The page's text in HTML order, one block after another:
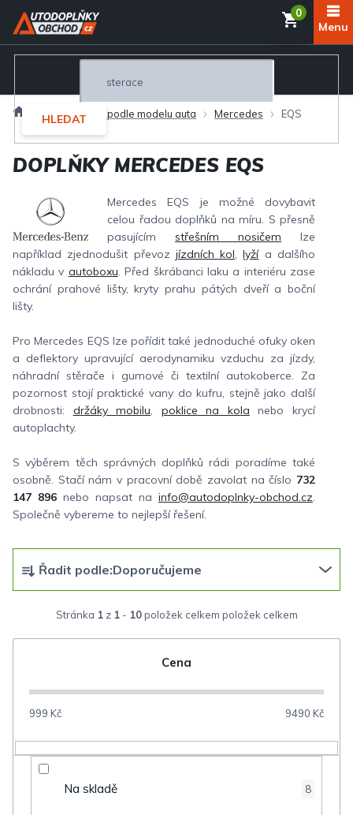
Přejít
obsah
HLEDAT
Autodoplňky podle modelu auta Mercedes EQS
DOPLŇKY MERCEDES EQS
Mercedes EQS je možné dovybavit
celou řadou doplňků na míru. S přesně
pasujícím střešním nosičem lze
například zjednodušit převoz jízdních kol,lyžía dalšího
nákladu v autoboxu. Před škrábanci laku a interiéru zase
ochrání prahové lišty, kryty prahu pátých dveří a boční
lišty.
Pro Mercedes EQS lze pořídit také jednoduché ofuky oken
a deflektory upravující aerodynamiku vzduchu za jízdy,
náhradní stěrače i gumové či textilní autokoberce. Za
pozornost stojí praktické vany do kufru, stejně jako další
drobnosti: držáky mobilu, poklice na kola nebo krycí
autoplachty.
S výběrem těch správných doplňků rádi poradíme také
osobně. Stačí nám v pracovní době zavolat na číslo 732
147 896 nebo napsat na info@autodoplnky-obchod.cz.
Společně vybereme to nejlepší řešení.
Stránka 1z 1- 10položek celkem
a
e
o
Řadit podle:Doporučujeme
Cena
999 Kč 9490 Kč
Na skladě 8